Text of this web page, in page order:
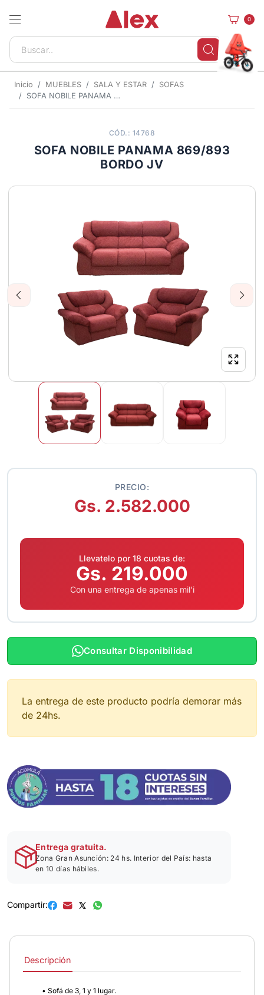
0
Inicio MUEBLES SALA Y ESTAR
SOFAS
SOFA NOBILE PANAMA 869/893 BORDO JV
CÓD.: 14768
SOFA NOBILE PANAMA 869/893
BORDO JV
Previous Next
PRECIO:
Gs. 2.582.000
Llevatelo por 18 cuotas de:
Gs. 219.000
Con una entrega de apenas mil'i
Consultar Disponibilidad
La entrega de este producto podría demorar más
de 24hs.
Entrega gratuita.
Zona Gran Asunción: 24 hs. Interior del País: hasta
en 10 días hábiles.
Compartir:
Descripción
• Sofá de 3, 1 y 1 lugar.